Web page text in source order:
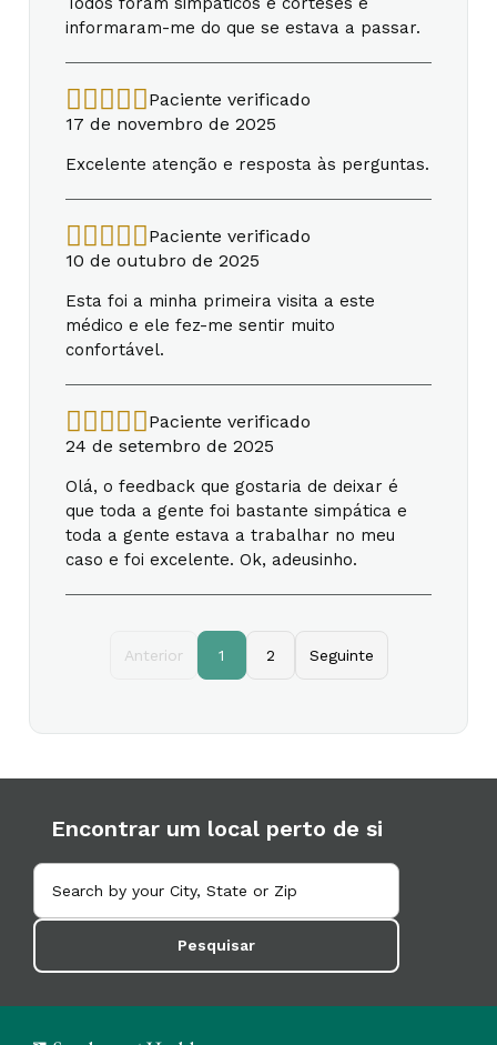
informaram-me do que se estava a passar.
Paciente verificado
17 de novembro de 2025
Excelente atenção e resposta às perguntas.
Paciente verificado
10 de outubro de 2025
Esta foi a minha primeira visita a este
médico e ele fez-me sentir muito
confortável.
Paciente verificado
24 de setembro de 2025
Olá, o feedback que gostaria de deixar é
que toda a gente foi bastante simpática e
toda a gente estava a trabalhar no meu
caso e foi excelente. Ok, adeusinho.
Anterior 1 2 Seguinte
Encontrar um local perto de si
Pesquisar